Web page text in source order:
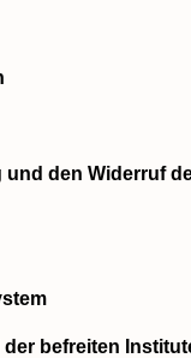
den Widerruf
befreiten